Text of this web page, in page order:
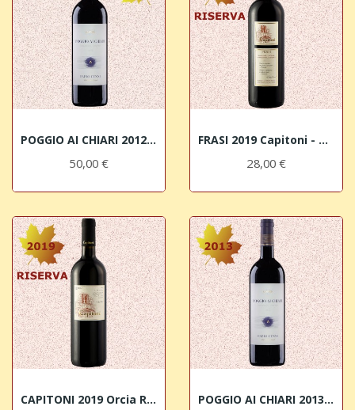
POGGIO AI CHIARI 2012 IGT Sangiovese Toscano...
50,00 €
FRASI 2019 Capitoni - Orcia Sangiovese Riserva DOC
28,00 €
CAPITONI 2019 Orcia Riserva DOC POGGIO AI CHIARI 2013 IGT Sangiovese Toscano...